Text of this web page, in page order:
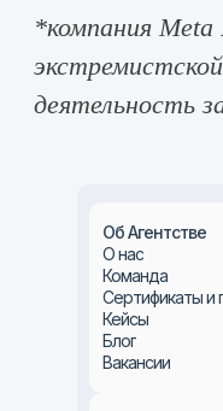
Об Агентстве
О нас
Команда
Сертификаты и
Кейсы
Блог
Вакансии